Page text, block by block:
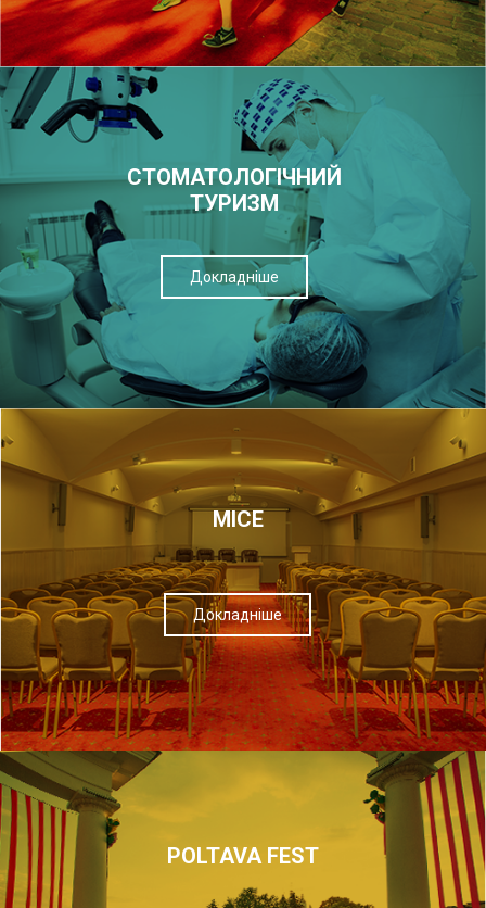
СТОМАТОЛОГІЧНИЙ
ТУРИЗМ
Докладніше
МІСЕ
Докладніше
POLTAVA FEST